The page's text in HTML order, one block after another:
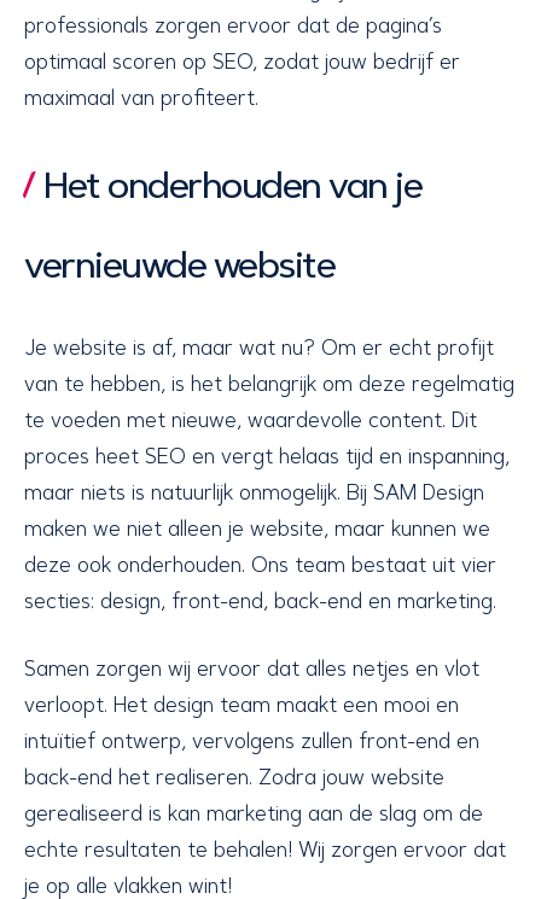
professionals zorgen ervoor dat de pagina’s
optimaal scoren op SEO, zodat jouw bedrijf er
maximaal van profiteert.
Het onderhouden van je
vernieuwde website
Je website is af, maar wat nu? Om er echt profijt
van te hebben, is het belangrijk om deze regelmatig
te voeden met nieuwe, waardevolle content. Dit
proces heet SEO en vergt helaas tijd en inspanning,
maar niets is natuurlijk onmogelijk. Bij SAM Design
maken we niet alleen je website, maar kunnen we
deze ook onderhouden. Ons team bestaat uit vier
secties: design, front-end, back-end en marketing.
Samen zorgen wij ervoor dat alles netjes en vlot
verloopt. Het design team maakt een mooi en
intuïtief ontwerp, vervolgens zullen front-end en
back-end het realiseren. Zodra jouw website
gerealiseerd is kan marketing aan de slag om de
echte resultaten te behalen! Wij zorgen ervoor dat
je op alle vlakken wint!